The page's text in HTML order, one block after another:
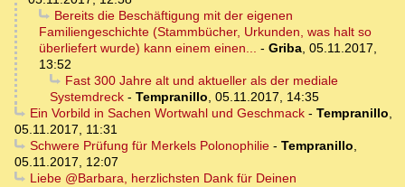
Bereits die Beschäftigung mit der eigenen
Familiengeschichte (Stammbücher, Urkunden, was halt so
überliefert wurde) kann einem einen... - Griba, 05.11.2017,
13:52
Fast 300 Jahre alt und aktueller als der mediale
Systemdreck - Tempranillo, 05.11.2017, 14:35
Ein Vorbild in Sachen Wortwahl und Geschmack- Tempranillo,
05.11.2017, 11:31
Schwere Prüfung für Merkels Polonophilie- Tempranillo,
05.11.2017, 12:07
Liebe @Barbara, herzlichsten Dank für Deinen